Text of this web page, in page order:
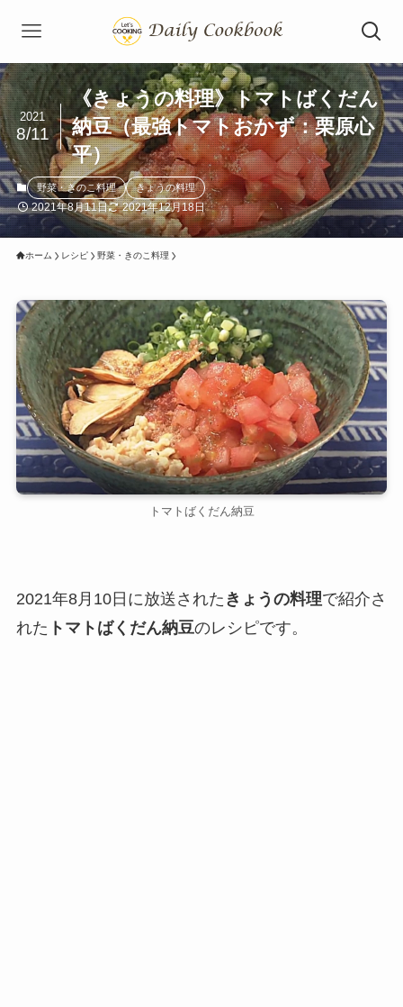
《きょうの料理》トマトばくだん
納豆（最強トマトおかず：栗原心
平）
2021
8/11
野菜・きのこ料理 きょうの料理
2021年8月11日 2021年12月18日
ホーム レシピ 野菜・きのこ料理
トマトばくだん納豆
2021年8月10日に放送された きょうの料理で紹介さ
れた トマトばくだん納豆のレシピです。